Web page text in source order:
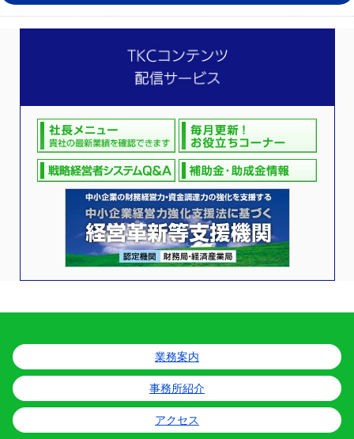
業務案内
事務所紹介
アクセス